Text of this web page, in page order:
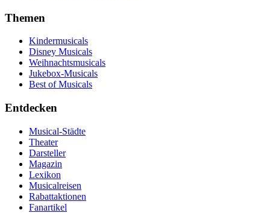
Themen
Kindermusicals
Disney Musicals
Weihnachtsmusicals
Jukebox-Musicals
Best of Musicals
Entdecken
Musical-Städte
Theater
Darsteller
Magazin
Lexikon
Musicalreisen
Rabattaktionen
Fanartikel